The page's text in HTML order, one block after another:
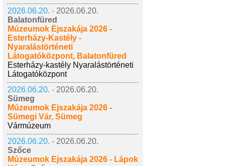
2026.06.20. - 2026.06.20.
Balatonfüred
Múzeumok Éjszakája 2026 -
Esterházy-Kastély -
Nyaralástörténeti
Látogatóközpont, Balatonfüred
Esterházy-kastély Nyaralástörténeti
Látogatóközpont
2026.06.20. - 2026.06.20.
Sümeg
Múzeumok Éjszakája 2026 -
Sümegi Vár, Sümeg
Vármúzeum
2026.06.20. - 2026.06.20.
Szőce
Múzeumok Éjszakája 2026 - Lápok